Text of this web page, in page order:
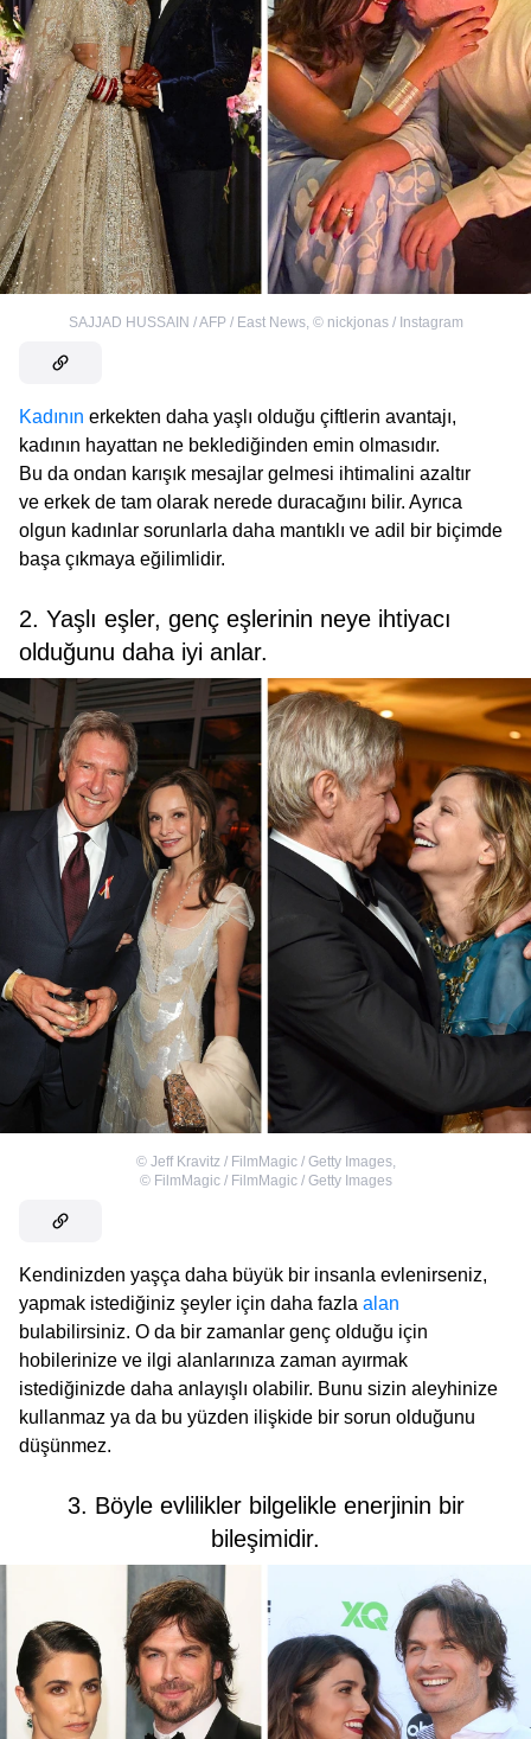
SAJJAD HUSSAIN / AFP / East News, © nickjonas / Instagram
Kadının erkekten daha yaşlı olduğu çiftlerin avantajı,
kadının hayattan ne beklediğinden emin olmasıdır.
Bu da ondan karışık mesajlar gelmesi ihtimalini azaltır
ve erkek de tam olarak nerede duracağını bilir. Ayrıca
olgun kadınlar sorunlarla daha mantıklı ve adil bir biçimde
başa çıkmaya eğilimlidir.
2. Yaşlı eşler, genç eşlerinin neye ihtiyacı
olduğunu daha iyi anlar.
© Jeff Kravitz / FilmMagic / Getty Images,
© FilmMagic / FilmMagic / Getty Images
Kendinizden yaşça daha büyük bir insanla evlenirseniz,
yapmak istediğiniz şeyler için daha fazla alan
bulabilirsiniz. O da bir zamanlar genç olduğu için
hobilerinize ve ilgi alanlarınıza zaman ayırmak
istediğinizde daha anlayışlı olabilir. Bunu sizin aleyhinize
kullanmaz ya da bu yüzden ilişkide bir sorun olduğunu
düşünmez.
3. Böyle evlilikler bilgelikle enerjinin bir
bileşimidir.